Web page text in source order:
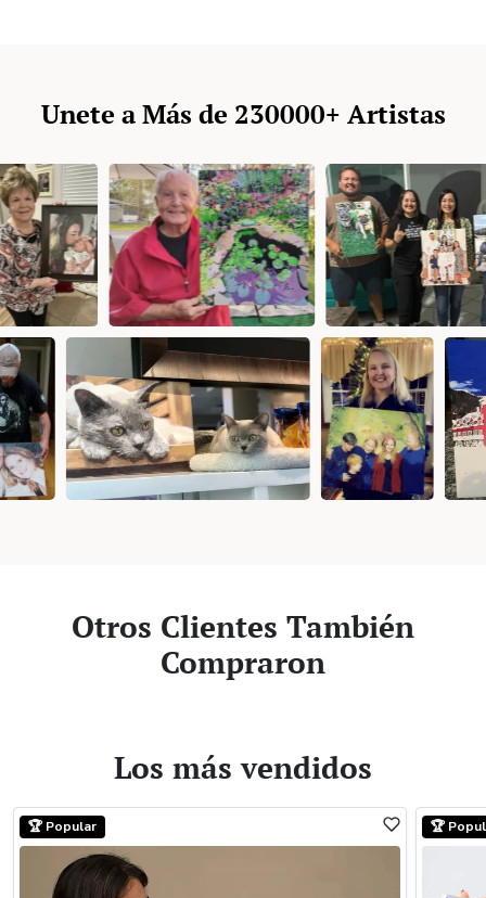
Unete a Más de 230000+ Artistas
Otros Clientes También
Compraron
Los más vendidos
🏆 Popular 🏆